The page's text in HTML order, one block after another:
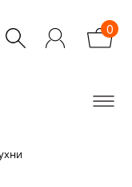
0